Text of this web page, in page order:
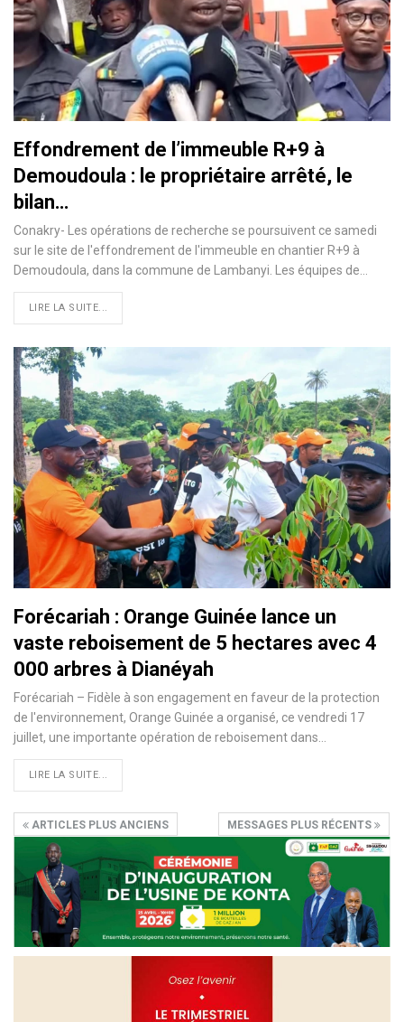
Effondrement de l’immeuble R+9 à
Demoudoula : le propriétaire arrêté, le
bilan…
Conakry- Les opérations de recherche se poursuivent ce samedi
sur le site de l'effondrement de l'immeuble en chantier R+9 à
Demoudoula, dans la commune de Lambanyi. Les équipes de…
LIRE LA SUITE...
Forécariah : Orange Guinée lance un
vaste reboisement de 5 hectares avec 4
000 arbres à Dianéyah
Forécariah – Fidèle à son engagement en faveur de la protection
de l'environnement, Orange Guinée a organisé, ce vendredi 17
juillet, une importante opération de reboisement dans…
LIRE LA SUITE...
ARTICLES PLUS ANCIENS MESSAGES PLUS RÉCENTS